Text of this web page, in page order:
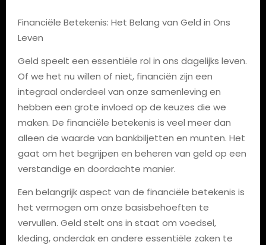
Financiële Betekenis: Het Belang van Geld in Ons
Leven
Geld speelt een essentiële rol in ons dagelijks leven.
Of we het nu willen of niet, financiën zijn een
integraal onderdeel van onze samenleving en
hebben een grote invloed op de keuzes die we
maken. De financiële betekenis is veel meer dan
alleen de waarde van bankbiljetten en munten. Het
gaat om het begrijpen en beheren van geld op een
verstandige en doordachte manier.
Een belangrijk aspect van de financiële betekenis is
het vermogen om onze basisbehoeften te
vervullen. Geld stelt ons in staat om voedsel,
kleding, onderdak en andere essentiële zaken te